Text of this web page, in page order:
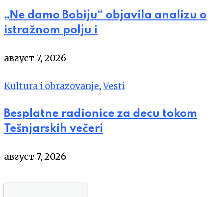
„Ne damo Bobiju“ objavila analizu o
istražnom polju i
август 7, 2026
Kultura i obrazovanje,Vesti
Besplatne radionice za decu tokom
Tešnjarskih večeri
август 7, 2026